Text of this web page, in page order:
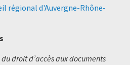
régional d'Auvergne-Rhône-
droit d’accès aux documents